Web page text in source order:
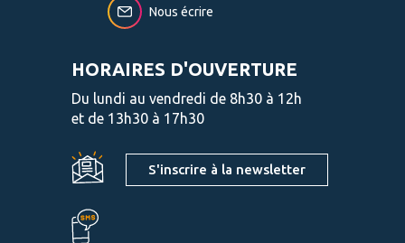
Nous écrire
HORAIRES D'OUVERTURE
Du lundi au vendredi de 8h30 à 12h
et de 13h30 à 17h30
S'inscrire à la newsletter